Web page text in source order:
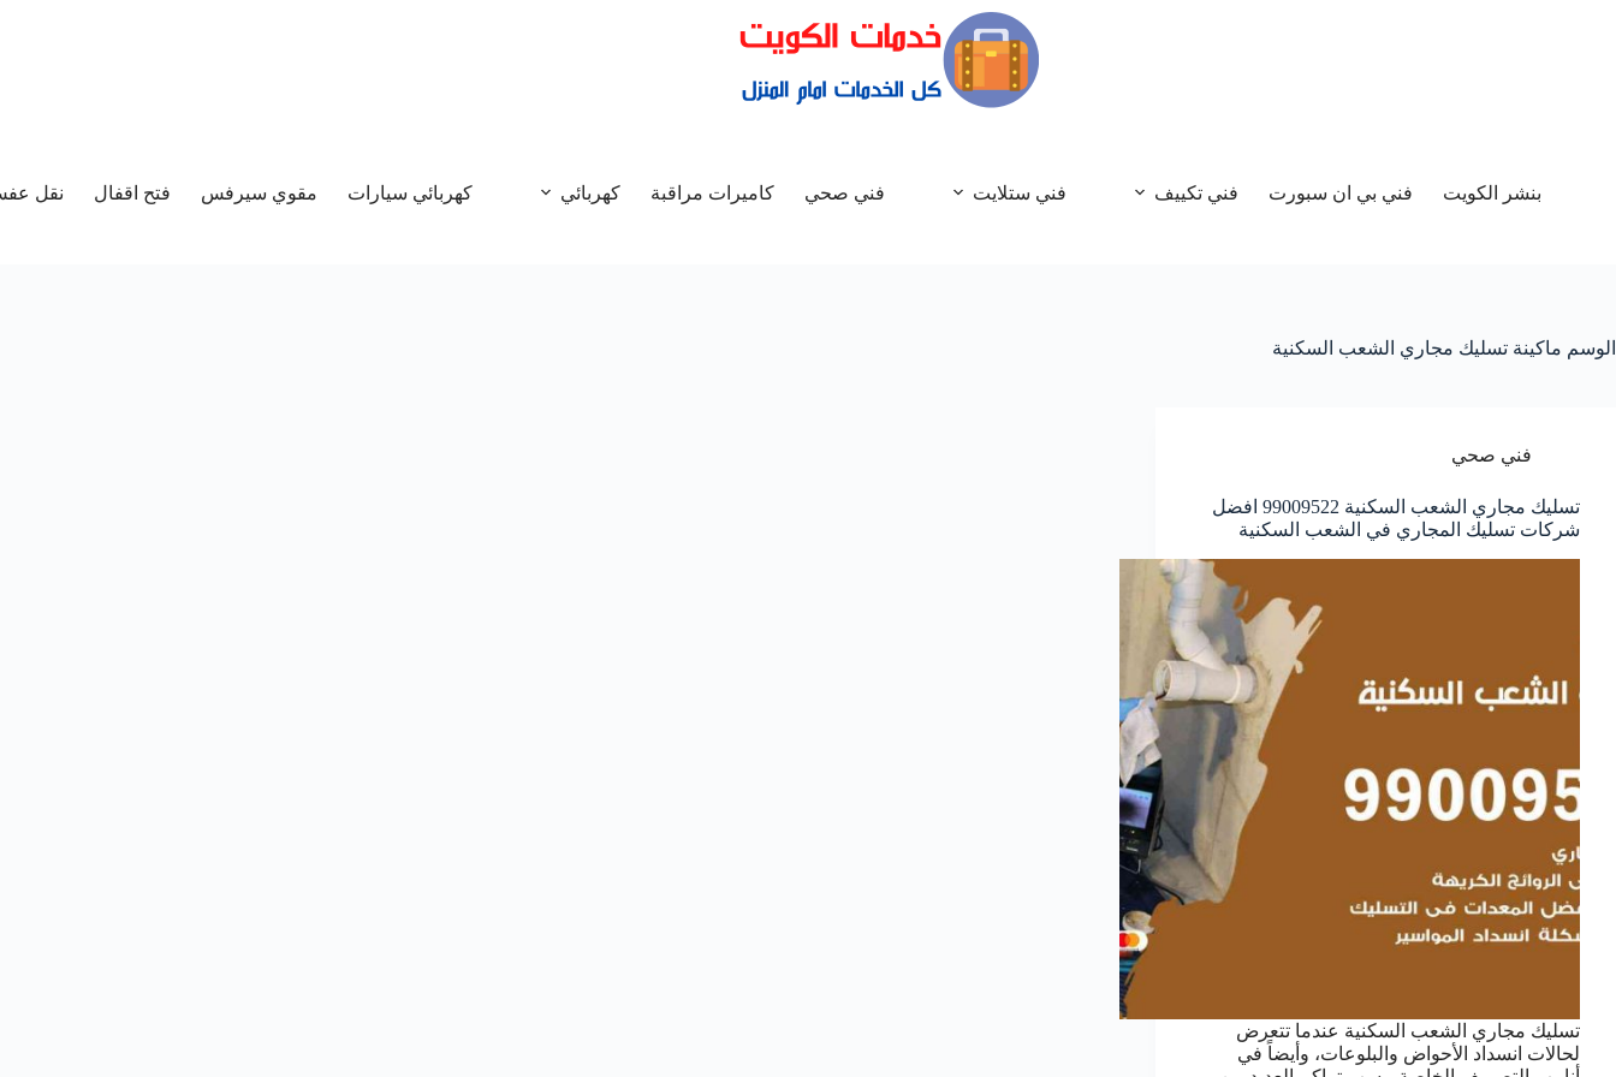
بنشر الكويت فني بي ان سبورت فني تكييف فني ستلايت فني صحي كاميرات مراقبة كهربائي كهربائي سيارات مقوي سيرفس فتح اقفال نقل
الوسم ماكينة تسليك مجاري الشعب السكنية
فني صحي
تسليك مجاري الشعب السكنية 99009522 افضل
شركات تسليك المجاري في الشعب السكنية
تسليك مجاري الشعب السكنية عندما تتعرض
لحالات انسداد الأحواض والبلوعات، وأيضاً في